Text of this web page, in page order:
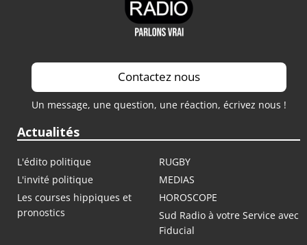
Contactez nous
Un message, une question, une réaction, écrivez nous !
Actualités
L'édito politique
RUGBY
L'invité politique
MEDIAS
Les courses hippiques et
pronostics
HOROSCOPE
Sud Radio à votre Service avec
Fiducial